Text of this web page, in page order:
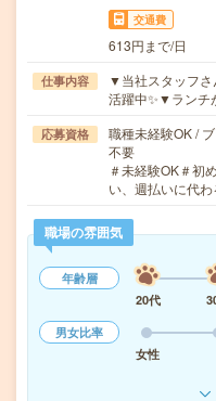
交通費
613円まで/日
仕事内容
▼当社スタッフ
活躍中✨▼ランチ
応募資格
職種未経験OK /
不要
＃未経験OK＃初
い、週払いに代
職場の雰囲気
年齢層
20代
男女比率
女性